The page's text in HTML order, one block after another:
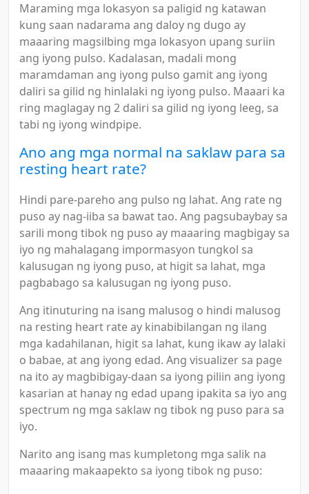
Maraming mga lokasyon sa paligid ng katawan
kung saan nadarama ang daloy ng dugo ay
maaaring magsilbing mga lokasyon upang suriin
ang iyong pulso. Kadalasan, madali mong
maramdaman ang iyong pulso gamit ang iyong
daliri sa gilid ng hinlalaki ng iyong pulso. Maaari ka
ring maglagay ng 2 daliri sa gilid ng iyong leeg, sa
tabi ng iyong windpipe.
Ano ang mga normal na saklaw para sa
resting heart rate?
Hindi pare-pareho ang pulso ng lahat. Ang rate ng
puso ay nag-iiba sa bawat tao. Ang pagsubaybay sa
sarili mong tibok ng puso ay maaaring magbigay sa
iyo ng mahalagang impormasyon tungkol sa
kalusugan ng iyong puso, at higit sa lahat, mga
pagbabago sa kalusugan ng iyong puso.
Ang itinuturing na isang malusog o hindi malusog
na resting heart rate ay kinabibilangan ng ilang
mga kadahilanan, higit sa lahat, kung ikaw ay lalaki
o babae, at ang iyong edad. Ang visualizer sa page
na ito ay magbibigay-daan sa iyong piliin ang iyong
kasarian at hanay ng edad upang ipakita sa iyo ang
spectrum ng mga saklaw ng tibok ng puso para sa
iyo.
Narito ang isang mas kumpletong mga salik na
maaaring makaapekto sa iyong tibok ng puso: